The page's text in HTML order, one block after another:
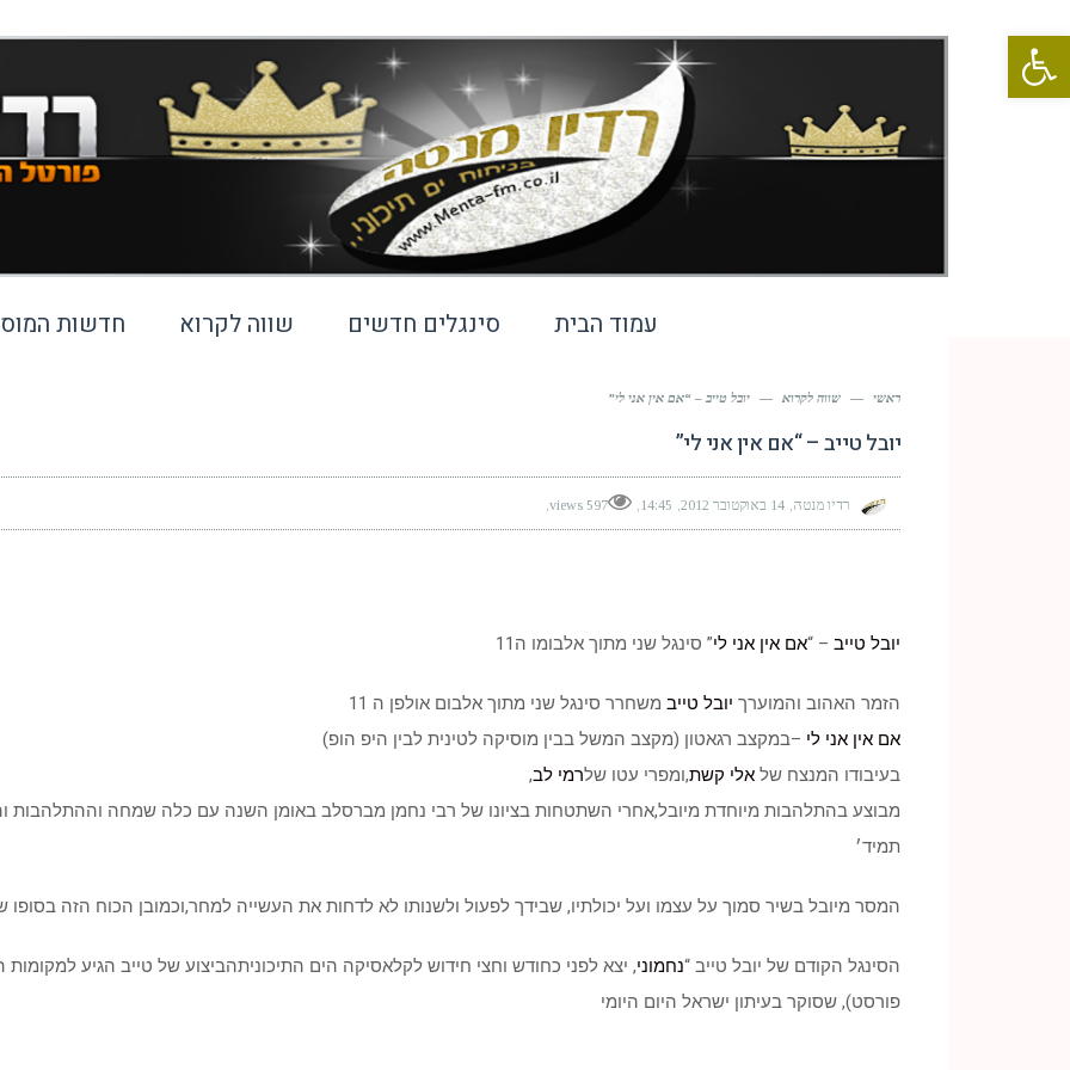
פתח סרגל נגישות
עמוד הבית סינגלים חדשים שווה לקרוא חדשות
ראשי — שווה לקרוא — יובל טייב – “אם אין אני לי”
יובל טייב – “אם אין אני לי”
רדיו מנטה 14 באוקטובר 2012 14:45
597 views
יובל טייב – “אם אין אני לי” סינגל שני מתוך אלבומו ה11
הזמר האהוב והמוערך יובל טייב משחרר סינגל שני מתוך אלבום אולפן ה 11
אם אין אני לי –במקצב רגאטון (מקצב המשל בבין מוסיקה לטינית לבין היפ הופ)
בעיבודו המנצח של אלי קשת,ומפרי עטו שלרמי לב,
מבוצע בהתלהבות מיוחדת מיובל,אחרי השתטחות בציונו של רבי נחמן מברסלב באומן השנה עם כלה שמחה וההתלהבות
תמיד׳
המסר מיובל בשיר סמוך על עצמו ועל יכולתיו, שבידך לפעול ולשנותו לא לדחות את העשייה למחר,וכמובן הכוח הזה
הסינגל הקודם של יובל טייב “נחמוני, יצא לפני כחודש וחצי חידוש לקלאסיקה הים התיכוניתהביצוע של טייב הגיע
פורסט), שסוקר בעיתון ישראל היום היומי